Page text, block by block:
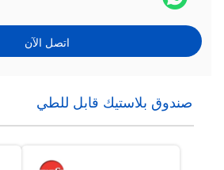
اتصل الآن
صندوق بلاستيك قابل للطي